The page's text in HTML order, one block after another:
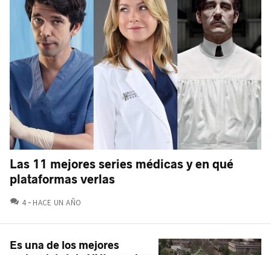
Las 11 mejores series médicas y en qué
plataformas verlas
4 COMENTARIOS
HACE UN AÑO
Es una de los mejores